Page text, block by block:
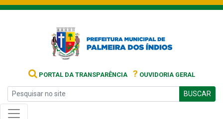
PORTAL DA TRANSPARÊNCIA ? OUVIDORIA GERAL
BUSCAR